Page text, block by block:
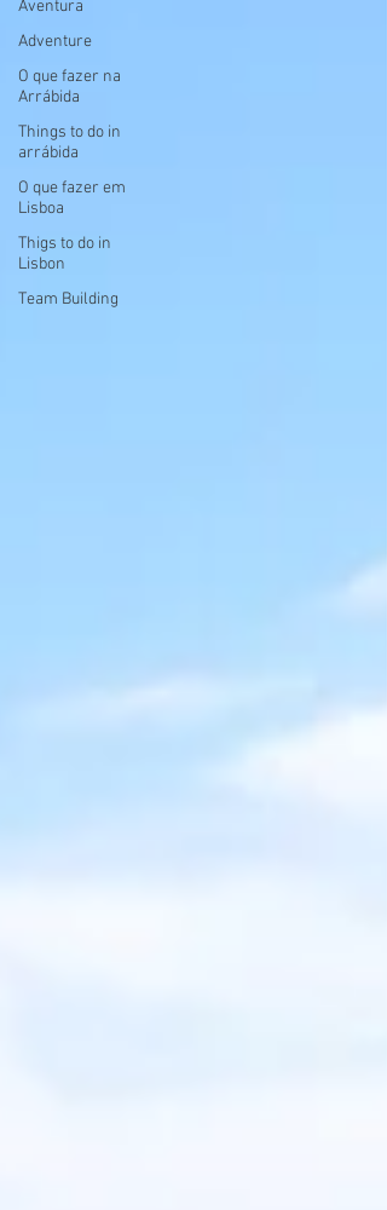
Aventura
Adventure
O que fazer na
Arrábida
Things to do in
arrábida
O que fazer em
Lisboa
Thigs to do in
Lisbon
Team Building